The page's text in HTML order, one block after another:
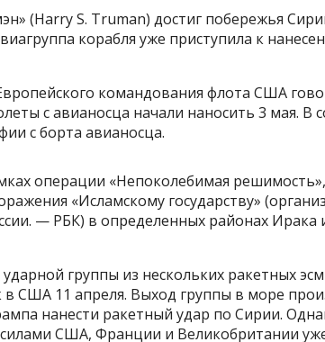
(Harry S. Truman) достиг побережья
корабля уже приступила к
командования флота США
с авианосца начали наносить 3 мая. В
с борта авианосца.
операции «Непоколебимая
«Исламскому государству»
— РБК) в определенных районах Ирака
группы из нескольких ракетных
в США 11 апреля. Выход группы в море
нанести ракетный удар по Сирии.
США, Франции и Великобритании уже